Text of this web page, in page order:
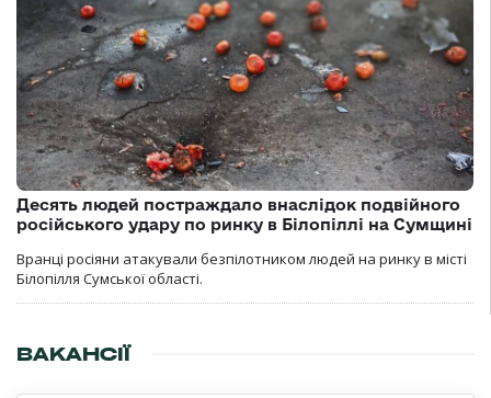
Десять людей постраждало внаслідок подвійного
російського удару по ринку в Білопіллі на Сумщині
Вранці росіяни атакували безпілотником людей на ринку в місті
Білопілля Сумської області.
ВАКАНСІЇ